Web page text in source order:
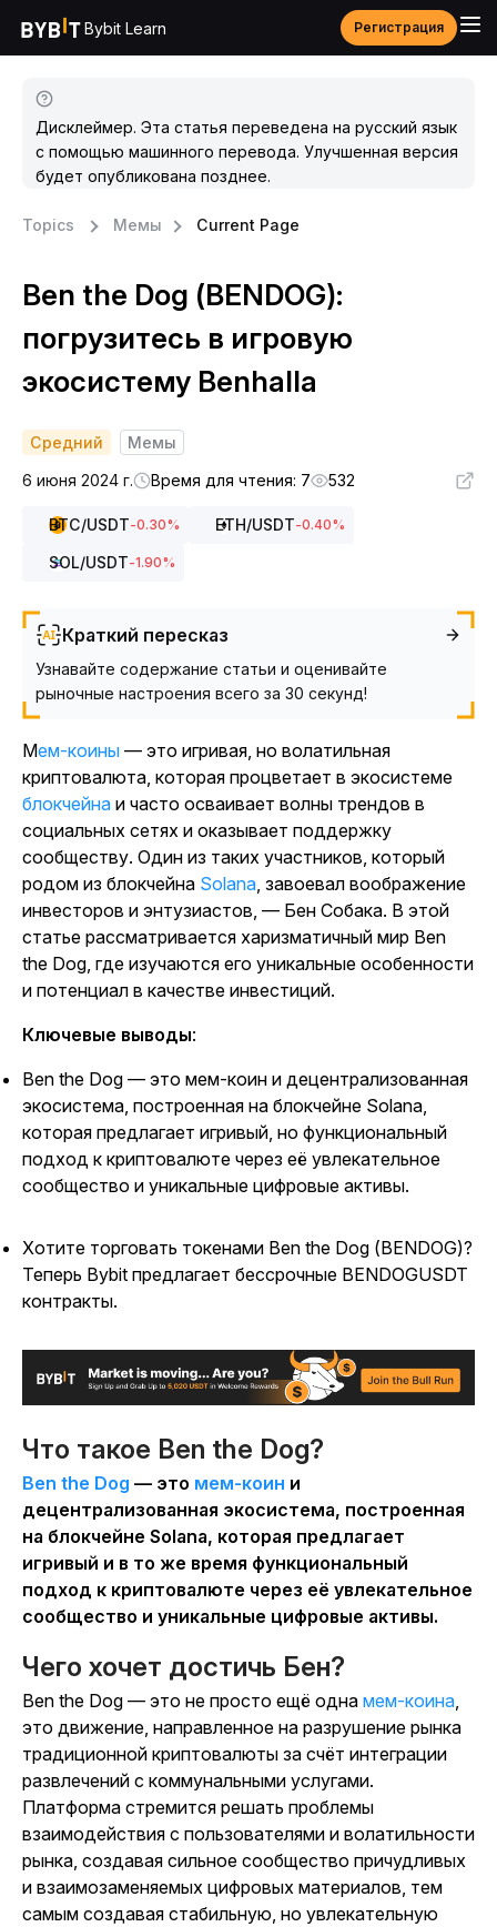
Bybit Learn Регистрация
Дисклеймер. Эта статья переведена на русский язык
с помощью машинного перевода. Улучшенная версия
будет опубликована позднее.
Topics Мемы Current Page
Ben the Dog (BENDOG):
погрузитесь в игровую
экосистему Benhalla
Средний
Мемы
6 июня 2024 г.
Время для чтения: 7 532
BTC/USDT-0.30% ETH/USDT-0.40%
SOL/USDT-1.90%
Краткий пересказ
Узнавайте содержание статьи и оценивайте
рыночные настроения всего за 30 секунд!
Мем-коины — это игривая, но волатильная
криптовалюта, которая процветает в экосистеме
блокчейна и часто осваивает волны трендов в
социальных сетях и оказывает поддержку
сообществу. Один из таких участников, который
родом из блокчейна Solana, завоевал воображение
инвесторов и энтузиастов, — Бен Собака. В этой
статье рассматривается харизматичный мир Ben
the Dog, где изучаются его уникальные особенности
и потенциал в качестве инвестиций.
Ключевые выводы:
Ben the Dog — это мем-коин и децентрализованная
экосистема, построенная на блокчейне Solana,
которая предлагает игривый, но функциональный
подход к криптовалюте через её увлекательное
сообщество и уникальные цифровые активы.
Хотите торговать токенами Ben the Dog (BENDOG)?
Теперь Bybit предлагает бессрочные BENDOGUSDT
контракты.
Что такое Ben the Dog?
Ben the Dog — это мем-коин и
децентрализованная экосистема, построенная
на блокчейне Solana, которая предлагает
игривый и в то же время функциональный
подход к криптовалюте через её увлекательное
сообщество и уникальные цифровые активы.
Чего хочет достичь Бен?
Ben the Dog — это не просто ещё одна мем-коина,
это движение, направленное на разрушение рынка
традиционной криптовалюты за счёт интеграции
развлечений с коммунальными услугами.
Платформа стремится решать проблемы
взаимодействия с пользователями и волатильности
рынка, создавая сильное сообщество причудливых
и взаимозаменяемых цифровых материалов, тем
самым создавая стабильную, но увлекательную